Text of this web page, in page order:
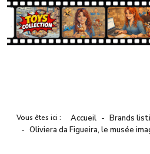
Vous êtes ici : Accueil Brands
Oliviera da Figueira, le musée